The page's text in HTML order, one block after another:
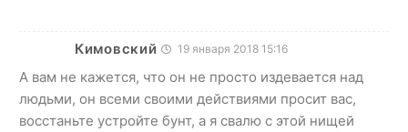
Кимовский 19 января 2018 15:16
А вам не кажется, что он не просто издевается над
людьми, он всеми своими действиями просит вас,
восстаньте устройте бунт, а я свалю с этой нищей